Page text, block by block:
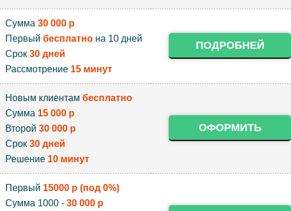
Сумма 30 000 р
Первый бесплатно на 10 дней
Срок 30 дней
Рассмотрение 15 минут
ПОДРОБНЕЙ
Новым клиентам бесплатно
Сумма 15 000 р
Второй 30 000 р
Срок 30 дней
Решение 10 минут
ОФОРМИТЬ
Первый 15000 р (под 0%)
Сумма 1000 - 30 000 р